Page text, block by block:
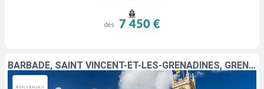
dès 7 450 €
BARBADE, SAINT VINCENT-ET-LES-GRENADINES, GRENADE, MARTINIQUE, FRANCE, SAINTE-LUCIE, ANTIGUA-ET-BARBUDA, SAINT-MARTIN, ANGUILLA, ÉTATS-UNIS